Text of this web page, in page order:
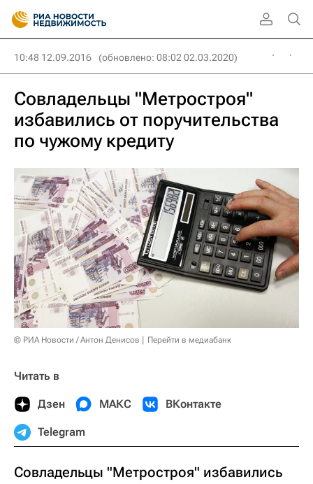
10:48 12.09.2016 (обновлено: 08:02 02.03.2020)
Совладельцы "Метростроя"
избавились от поручительства
по чужому кредиту
© РИА Новости / Антон Денисов Перейти в медиабанк
Читать в
Дзен МАКС ВКонтакте
Telegram
Совладельцы "Метростроя" избавились